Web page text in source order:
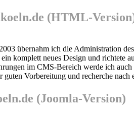
(HTML-
übernahm ich die Administration
ein komplett neues Design und richtete
im CMS-Bereich werde ich
guten Vorbereitung und recherche
(Joomla-Version)